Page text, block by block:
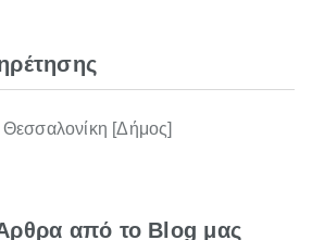
[Δήμος]
από το Blog μας